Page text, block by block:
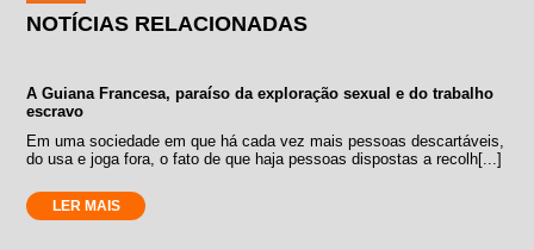
NOTÍCIAS RELACIONADAS
A Guiana Francesa, paraíso da exploração sexual e do trabalho
escravo
Em uma sociedade em que há cada vez mais pessoas descartáveis,
do usa e joga fora, o fato de que haja pessoas dispostas a recolh[...]
LER MAIS